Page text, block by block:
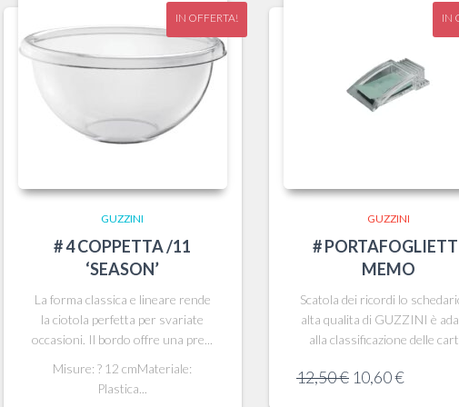
IN OFFERTA!
GUZZINI
# 4 COPPETTA /11
‘SEASON’
La forma classica e lineare rende
la ciotola perfetta per svariate
occasioni. Il bordo offre una pre...
Misure: ? 12 cmMateriale:
Plastica...
IN
GUZZINI
#
MEMO
Scatola dei ricordi lo
alta qualita di GUZZINI è
alla classificazione delle cart...
12,50€ Il
10,60€Il